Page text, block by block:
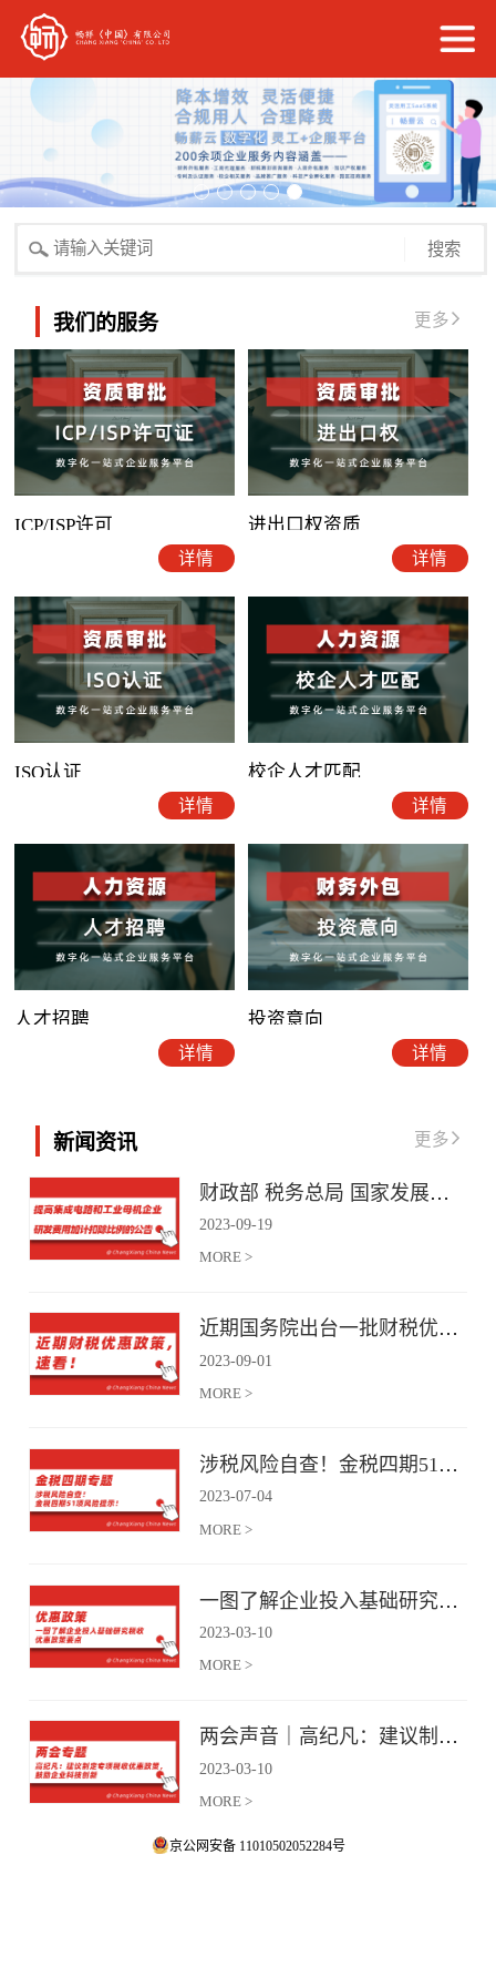
搜索
我们的服务 更多
ICP/ISP许可
详情
进出口权资质
详情
ISO认证
详情
校企人才匹配
详情
人才招聘
详情
投资意向
详情
新闻资讯 更多
财政部 税务总局 国家发展改革委 工业和信息化部关于提高集成电路和工业母机企业研发费用加计扣除比例的公告
2023-09-19
MORE >
近期国务院出台一批财税优惠政策，速看！
2023-09-01
MORE >
涉税风险自查！金税四期51项风险提示！
2023-07-04
MORE >
一图了解企业投入基础研究税收优惠政策要点
2023-03-10
MORE >
两会声音｜高纪凡：建议制定专项税收优惠政策，鼓励企业科技创新
2023-03-10
MORE >
京公网安备 11010502052284号